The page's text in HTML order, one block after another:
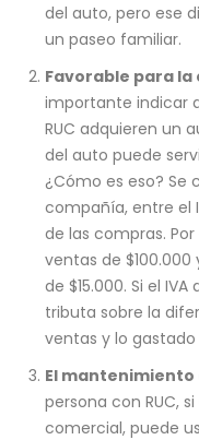
del auto, pero ese
un paseo familiar.
Favorable para
importante indicar
RUC adquieren un
del auto puede
¿Cómo es eso? Se
compañía, entre el
de las compras.
ventas de $100.000
de $15.000. Si el IVA
tributa sobre la
ventas y lo
El mantenimiento
persona con RUC,
comercial, puede